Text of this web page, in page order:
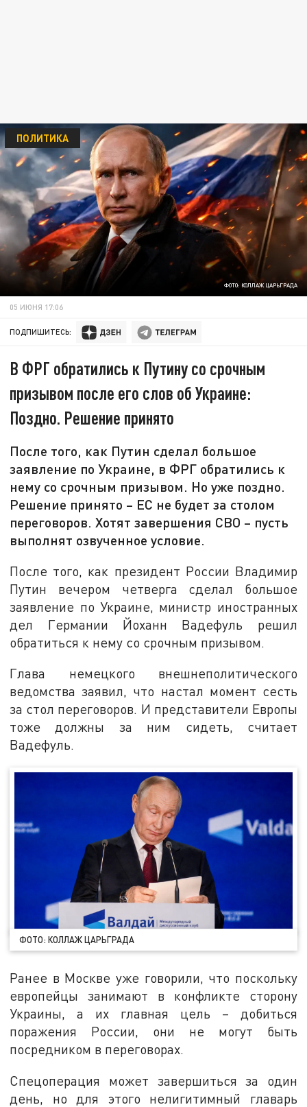
ФОТО: КОЛЛАЖ ЦАРЬГРАДА
ПОЛИТИКА
05 ИЮНЯ 17:06
ПОДПИШИТЕСЬ:
В ФРГ обратились к Путину со срочным
призывом после его слов об Украине:
Поздно. Решение принято
После того, как Путин сделал большое
заявление по Украине, в ФРГ обратились к
нему со срочным призывом. Но уже поздно.
Решение принято – ЕС не будет за столом
переговоров. Хотят завершения СВО – пусть
выполнят озвученное условие.
После того, как президент России Владимир
Путин вечером четверга сделал большое
заявление по Украине, министр иностранных
дел Германии Йоханн Вадефуль решил
обратиться к нему со срочным призывом.
Глава немецкого внешнеполитического
ведомства заявил, что настал момент сесть
за стол переговоров. И представители Европы
тоже должны за ним сидеть, считает
Вадефуль.
ФОТО: КОЛЛАЖ ЦАРЬГРАДА
Ранее в Москве уже говорили, что поскольку
европейцы занимают в конфликте сторону
Украины, а их главная цель – добиться
поражения России, они не могут быть
посредником в переговорах.
Спецоперация может завершиться за один
день, но для этого нелигитимный главарь